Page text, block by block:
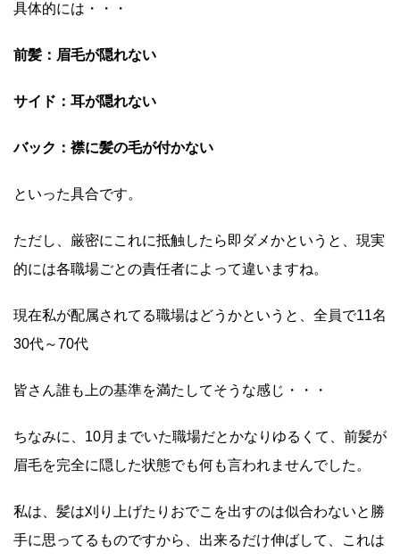
具体的には・・・
前髪：眉毛が隠れない
サイド：耳が隠れない
バック：襟に髪の毛が付かない
といった具合です。
ただし、厳密にこれに抵触したら即ダメかというと、現実
的には各職場ごとの責任者によって違いますね。
現在私が配属されてる職場はどうかというと、全員で11名
30代～70代
皆さん誰も上の基準を満たしてそうな感じ・・・
ちなみに、10月までいた職場だとかなりゆるくて、前髪が
眉毛を完全に隠した状態でも何も言われませんでした。
私は、髪は刈り上げたりおでこを出すのは似合わないと勝
手に思ってるものですから、出来るだけ伸ばして、これは